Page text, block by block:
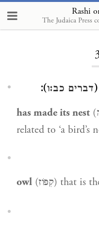
Rashi
The Judaica Press
דברים כב:ו):
has made its nest (קִנְּנָה) an expression
owl